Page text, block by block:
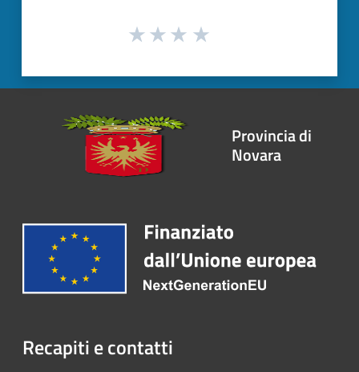
Provincia di
Novara
Recapiti e contatti